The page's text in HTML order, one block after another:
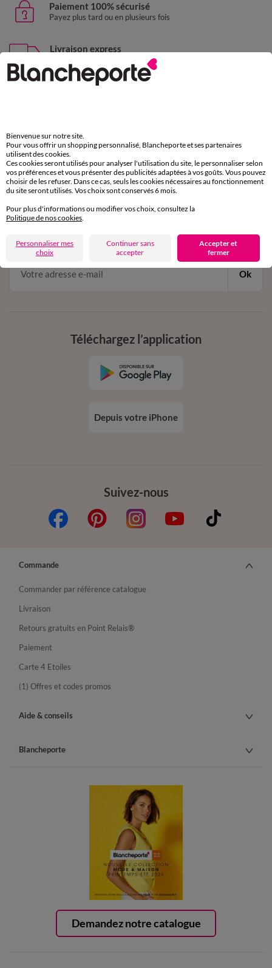
Paiement 100% sécurisé
Payez plus tard ou en plusieurs fois
Livraison express
domicile, relais, consignes automatiques
par chat et par téléphone
de 8h00 à 20h00 du lundi au samedi
11€ Offerts
en vous inscrivant à la newsletter
conditions dans votre email de confirmation
Ok
Suivez-nous
Téléchargez l’application
Depuis votre iPhone
Demandez notre catalogue
Commande
Commander par référence catalogue
Livraison
Retours gratuits en Point Relais®
Paiement
Carte 4 Etoiles
(1) Offres et codes promos
Aide & conseils
Blancheporte
Bienvenue sur notre site.
Pour vous offrir un shopping personnalisé, Blancheporte et ses partenaires
utilisent des cookies.
Ces cookies seront utilisés pour analyser l'utilisation du site, le personnaliser selon
vos préférences et vous présenter des publicités adaptées à vos goûts. Vous pouvez
choisir de les refuser. Dans ce cas, seuls les cookies nécessaires au fonctionnement
du site seront utilisés. Vos choix sont conservés 6 mois.
Pour plus d'informations ou modifier vos choix, consultez la
Politique de nos cookies
Personnaliser mes
choix
Continuer sans
accepter
Accepter et
fermer